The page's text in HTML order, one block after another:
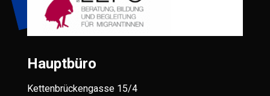
Hauptbüro
Kettenbrückengasse 15/4